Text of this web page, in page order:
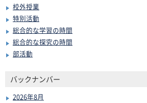
校外授業
特別活動
総合的な学習の時間
総合的な探究の時間
部活動
バックナンバー
2026年8月